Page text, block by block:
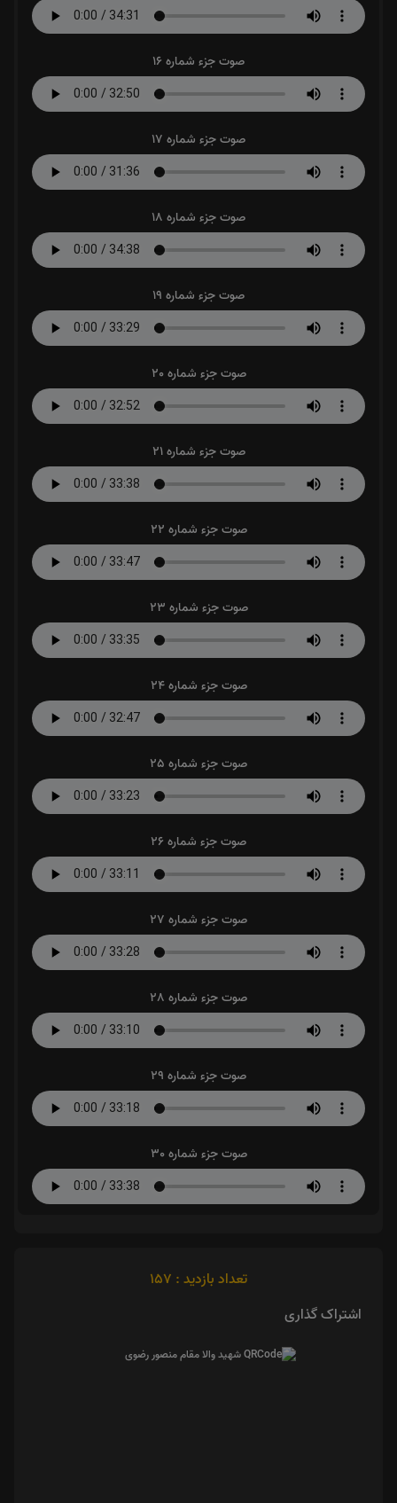
صوت جزء شماره 16
صوت جزء شماره 17
صوت جزء شماره 18
صوت جزء شماره 19
صوت جزء شماره 20
صوت جزء شماره 21
صوت جزء شماره 22
صوت جزء شماره 23
صوت جزء شماره 24
صوت جزء شماره 25
صوت جزء شماره 26
صوت جزء شماره 27
صوت جزء شماره 28
صوت جزء شماره 29
صوت جزء شماره 30
تعداد بازدید : 157
اشتراک گذاری